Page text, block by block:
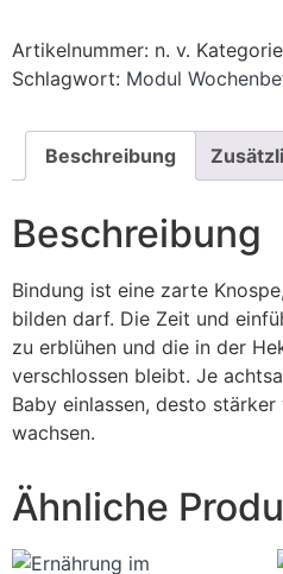
Artikelnummer: n. v.
Schlagwort: Modul
Beschreibung
Beschreibung
Bindung ist eine zarte
bilden darf. Die Zeit und
zu erblühen und die in der
verschlossen bleibt. Je
Baby einlassen, desto
wachsen.
Ähnliche